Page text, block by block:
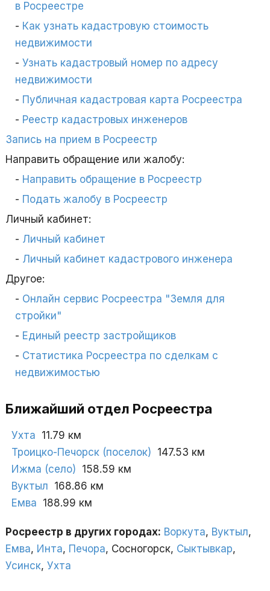
в Росреестре
Как узнать кадастровую стоимость
недвижимости
Узнать кадастровый номер по адресу
недвижимости
Публичная кадастровая карта Росреестра
Реестр кадастровых инженеров
Запись на прием в Росреестр
Направить обращение или жалобу:
Направить обращение в Росреестр
Подать жалобу в Росреестр
Личный кабинет:
Личный кабинет
Личный кабинет кадастрового инженера
Другое:
Онлайн сервис Росреестра "Земля для
стройки"
Единый реестр застройщиков
Статистика Росреестра по сделкам с
недвижимостью
Ближайший отдел Росреестра
Ухта 11.79 км
Троицко-Печорск (поселок) 147.53 км
Ижма (село) 158.59 км
Вуктыл 168.86 км
Емва 188.99 км
Росреестр в других городах: Воркута, Вуктыл,
Емва, Инта, Печора, Сосногорск, Сыктывкар,
Усинск, Ухта